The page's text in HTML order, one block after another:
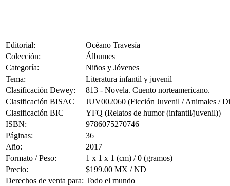
Editorial:
Océano Travesía
Colección:
Álbumes
Categoría:
Niños y Jóvenes
Tema:
Literatura infantil y juvenil
Clasificación Dewey:
813 - Novela. Cuento norteamericano.
Clasificación BISAC
JUV002060 (Ficción Juvenil / Animales /
Clasificación BIC
YFQ (Relatos de humor (infantil/juvenil))
ISBN:
9786075270746
Páginas:
36
Año:
2017
Formato / Peso:
1 x 1 x 1 (cm) / 0 (gramos)
Precio:
$199.00 MX / ND
Derechos de venta para: Todo el mundo